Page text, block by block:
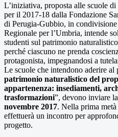
L’iniziativa, proposta alle scuole
per il 2017-18 dalla Fondazione
di Perugia-Gubbio, in
Regionale per l’Umbria, intende
studenti sul patrimonio
perché ciascuno ne prenda
protagonista, impegnandosi a
Le scuole che intendono aderire al
patrimonio naturalistico del
appartenenza: insediamenti,
trasformazioni”, devono inviare
novembre 2017. Nella prima
effettuerà un incontro per
progetto.